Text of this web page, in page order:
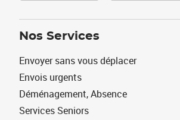
Nos Services
Envoyer sans vous déplacer
Envois urgents
Déménagement, Absence
Services Seniors